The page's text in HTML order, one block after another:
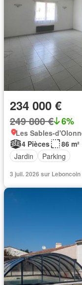
234 000 €
249 800 € 6%
Les Sables-
4 Pièces
86 m²
Jardin
Parking
3 juil. 2026 sur Leboncoin